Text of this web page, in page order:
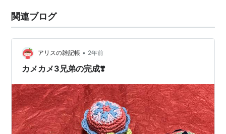
関連ブログ
アリスの雑記帳 • 2年前
カメカメ3兄弟の完成❣️